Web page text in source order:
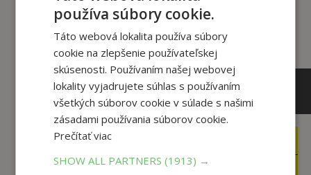
10
3,95€
používa súbory cookie.
Táto webová lokalita používa súbory
cookie na zlepšenie používateľskej
skúsenosti. Používaním našej webovej
lokality vyjadrujete súhlas s používaním
všetkých súborov cookie v súlade s našimi
zásadami používania súborov cookie.
Prečítať viac
SHOW ALL PARTNERS(1913) →